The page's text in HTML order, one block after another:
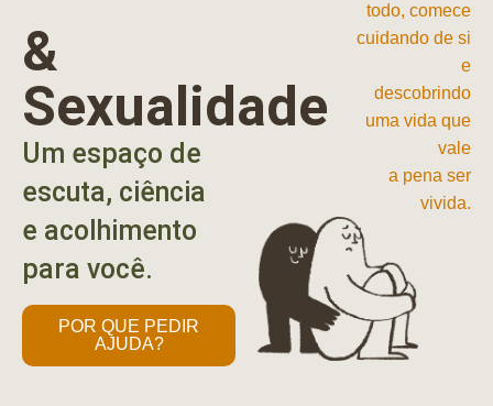
&
Sexualidade
Um espaço de
escuta, ciência
e acolhimento
para você.
POR QUE PEDIR
AJUDA?
todo, comece
cuidando de si
e
descobrindo
uma vida que
vale
a pena ser
vivida.